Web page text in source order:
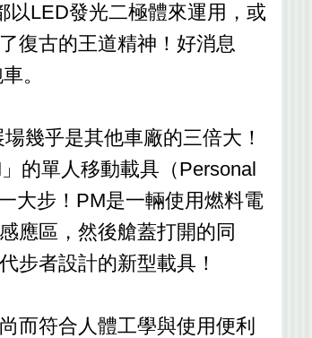
以LED發光二極體來運用，或
復古的王道精神！好消息
。
幾乎是其他車廠的三倍大！
的單人移動載具（Personal
大步！PM是一輛使用燃料電
應區，然後艙蓋打開的同
步者設計的新型載具！
而符合人體工學與使用便利